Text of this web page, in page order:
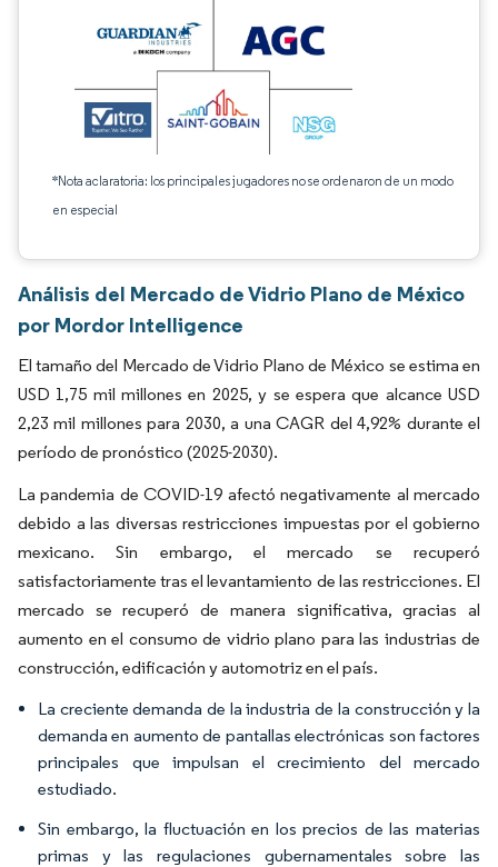
*Nota aclaratoria: los principales jugadores no se ordenaron de un modo
en especial
Análisis del Mercado de Vidrio Plano de México
por Mordor Intelligence
El tamaño del Mercado de Vidrio Plano de México se estima en
USD 1,75 mil millones en 2025, y se espera que alcance USD
2,23 mil millones para 2030, a una CAGR del 4,92% durante el
período de pronóstico (2025-2030).
La pandemia de COVID-19 afectó negativamente al mercado
debido a las diversas restricciones impuestas por el gobierno
mexicano. Sin embargo, el mercado se recuperó
satisfactoriamente tras el levantamiento de las restricciones. El
mercado se recuperó de manera significativa, gracias al
aumento en el consumo de vidrio plano para las industrias de
construcción, edificación y automotriz en el país.
La creciente demanda de la industria de la construcción y la
demanda en aumento de pantallas electrónicas son factores
principales que impulsan el crecimiento del mercado
estudiado.
Sin embargo, la fluctuación en los precios de las materias
primas y las regulaciones gubernamentales sobre las